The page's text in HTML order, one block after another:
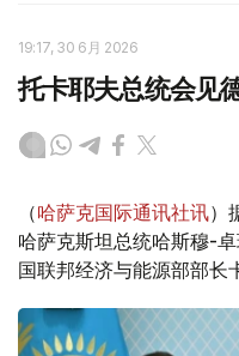
19:17, 30 6月 2026
托卡耶夫总统会见
（哈萨克国际通讯社讯）
哈萨克斯坦总统哈斯穆-
国联邦经济与能源部部长